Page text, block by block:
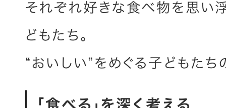
それぞれ好きな食べ物を思い
どもたち。
“おいしい”をめぐる子どもたち
「食べる」を深く考える